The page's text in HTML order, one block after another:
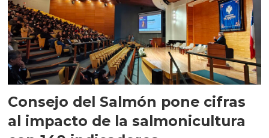
Consejo del Salmón pone cifras
al impacto de la salmonicultura